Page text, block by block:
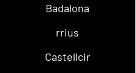
Badalona
rrius
Castellcir